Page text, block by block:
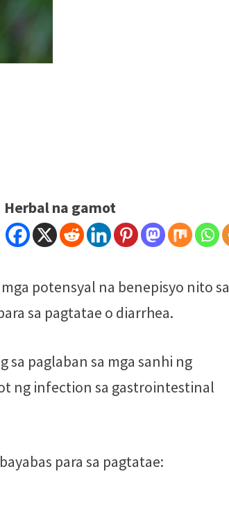
Herbal na gamot
potensyal na benepisyo nito sa
sa pagtatae o diarrhea.
sa paglaban sa mga sanhi ng
ng infection sa gastrointestinal
para sa pagtatae: